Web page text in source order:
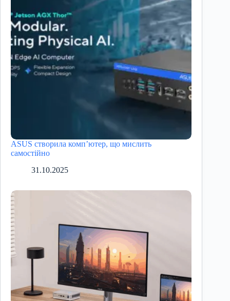
ASUS створила комп’ютер, що мислить
самостійно
31.10.2025